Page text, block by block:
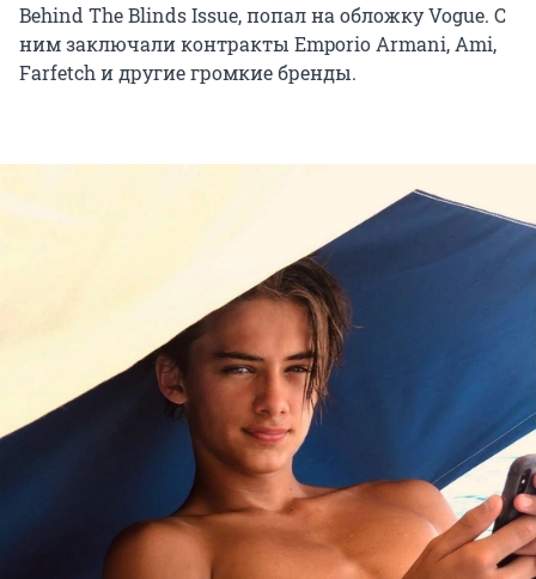
Behind The Blinds Issue, попал на обложку Vogue. С
ним заключали контракты Emporio Armani, Ami,
Farfetch и другие громкие бренды.